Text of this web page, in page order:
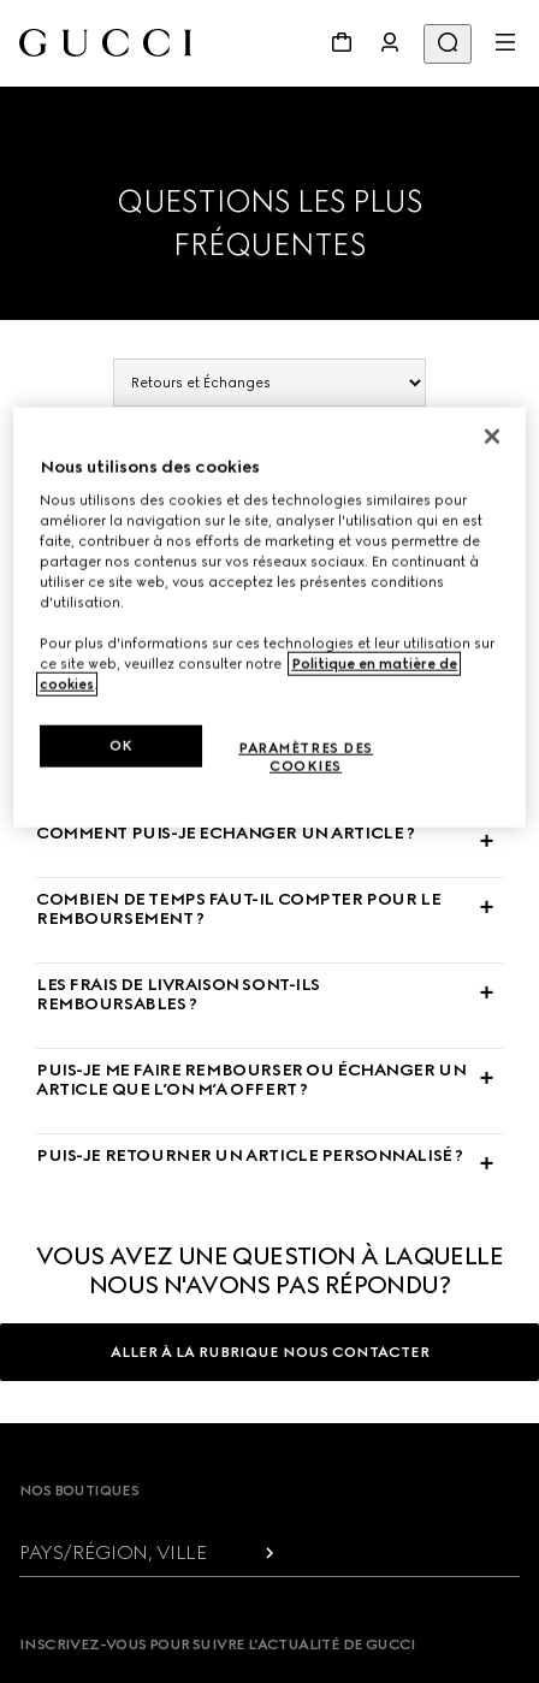
QUESTIONS LES PLUS
FRÉQUENTES
RETOURS ET ÉCHANGES
Agrandir tout
COMMENT RETOURNER UN PRODUIT ?
SOUS COMBIEN DE JOURS PUIS-JE RETOURNER UN
ARTICLE ?
EN QUOI CONSISTE VOTRE POLITIQUE DE RETOUR
ET D’ÉCHANGE ?
COMMENT PUIS-JE ÉCHANGER UN ARTICLE ?
COMBIEN DE TEMPS FAUT-IL COMPTER POUR LE
REMBOURSEMENT ?
LES FRAIS DE LIVRAISON SONT-ILS
REMBOURSABLES ?
PUIS-JE ME FAIRE REMBOURSER OU ÉCHANGER UN
ARTICLE QUE L’ON M’A OFFERT ?
PUIS-JE RETOURNER UN ARTICLE PERSONNALISÉ ?
VOUS AVEZ UNE QUESTION À LAQUELLE
NOUS N'AVONS PAS RÉPONDU?
ALLER À LA RUBRIQUE NOUS CONTACTER
Footer
NOS BOUTIQUES
PAYS/RÉGION, VILLE
INSCRIVEZ-VOUS POUR SUIVRE L’ACTUALITÉ DE GUCCI
Nous utilisons des cookies
Nous utilisons des cookies et des technologies similaires pour
améliorer la navigation sur le site, analyser l'utilisation qui en est
faite, contribuer à nos efforts de marketing et vous permettre de
partager nos contenus sur vos réseaux sociaux. En continuant à
utiliser ce site web, vous acceptez les présentes conditions
d'utilisation.
Pour plus d'informations sur ces technologies et leur utilisation sur
ce site web, veuillez consulter notre
Politique en matière de
cookies.
PARAMÈTRES DES
COOKIES
OK